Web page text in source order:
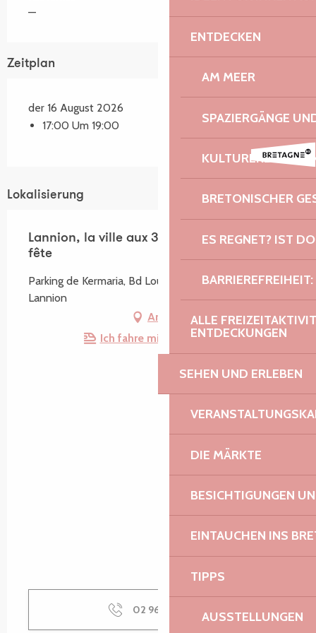
ENTDECKEN
AM MEER
SPAZIERGÄNGE
KULTURERBE UND
BRETONISCHER
ES REGNET? IST
ALLE
ENTDECKUNGEN
SEHEN UND ERLEBEN
DIE MÄRKTE
BESICHTIGUNGEN
EINTAUCHEN INS
TIPPS
AUSSTELLUNGEN
—
Zeitplan
der 16 August 2026
17:00 Um 19:00
Lokalisierung
Lannion, la ville aux 3 gares - Léguer en
fête
Parking de Kermaria, Bd Louis Guilloux, 22300
Lannion
Anfahrt
Ich fahre mit dem Zug hin!
02 96 05 60 ▒▒